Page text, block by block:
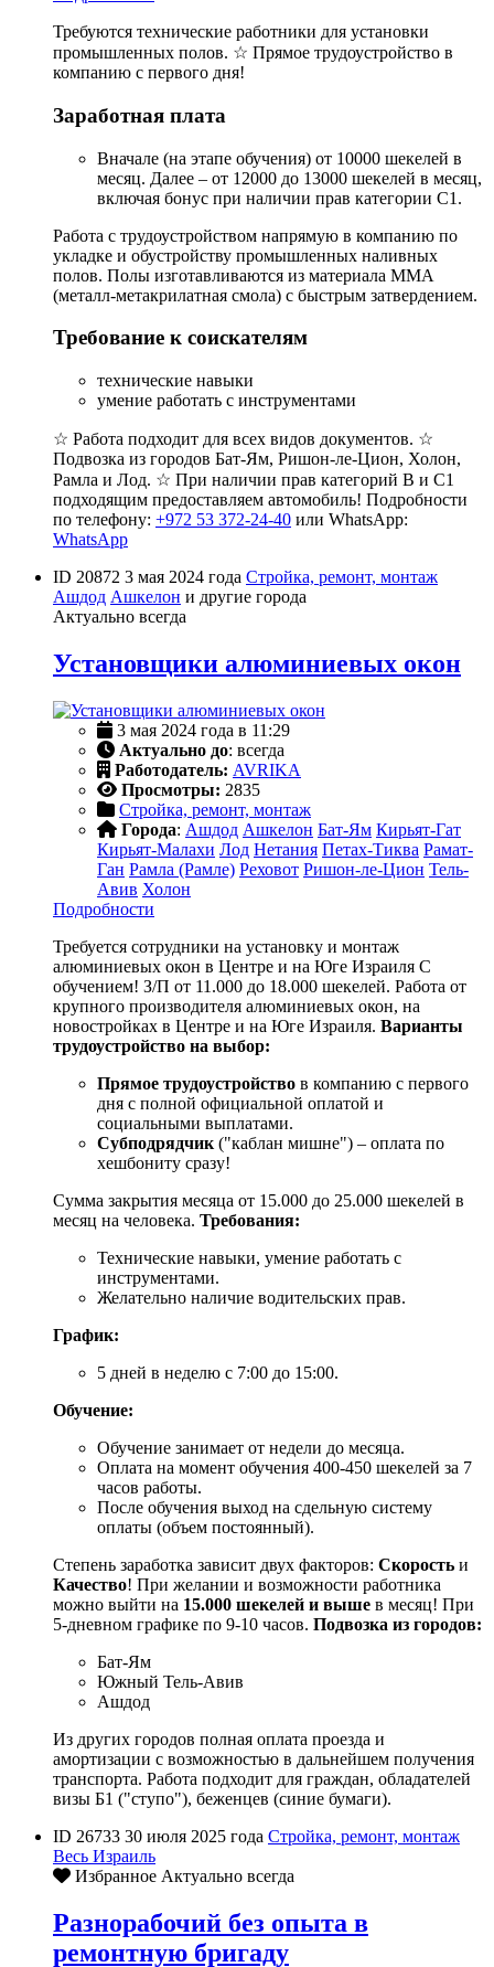
Требуются технические работники для установки
промышленных полов. ☆ Прямое трудоустройство в
компанию с первого дня!
Заработная плата
Вначале (на этапе обучения) от 10000 шекелей в
месяц. Далее – от 12000 до 13000 шекелей в месяц,
включая бонус при наличии прав категории С1.
Работа с трудоустройством напрямую в компанию по
укладке и обустройству промышленных наливных
полов. Полы изготавливаются из материала ММА
(металл-метакрилатная смола) с быстрым затвердением.
Требование к соискателям
технические навыки
умение работать с инструментами
☆ Работа подходит для всех видов документов. ☆
Подвозка из городов Бат-Ям, Ришон-ле-Цион, Холон,
Рамла и Лод. ☆ При наличии прав категорий В и С1
подходящим предоставляем автомобиль! Подробности
по телефону: +972 53 372-24-40 или WhatsApp:
WhatsApp
ID 20872 3 мая 2024 года Стройка, ремонт, монтаж
Ашдод Ашкелон и другие города
Актуально всегда
Установщики алюминиевых окон
3 мая 2024 года в 11:29
Актуально до: всегда
Работодатель: AVRIKA
Просмотры: 2835
Стройка, ремонт, монтаж
Города: Ашдод Ашкелон Бат-Ям Кирьят-Гат
Кирьят-Малахи Лод Нетания Петах-Тиква Рамат-
Ган Рамла (Рамле) Реховот Ришон-ле-Цион Тель-
Авив Холон
Подробности
Требуется сотрудники на установку и монтаж
алюминиевых окон в Центре и на Юге Израиля С
обучением! З/П от 11.000 до 18.000 шекелей. Работа от
крупного производителя алюминиевых окон, на
новостройках в Центре и на Юге Израиля. Варианты
трудоустройство на выбор:
Прямое трудоустройство в компанию с первого
дня с полной официальной оплатой и
социальными выплатами.
Субподрядчик ("каблан мишне") – оплата по
хешбониту сразу!
Сумма закрытия месяца от 15.000 до 25.000 шекелей в
месяц на человека. Требования:
Технические навыки, умение работать с
инструментами.
Желательно наличие водительских прав.
График:
5 дней в неделю с 7:00 до 15:00.
Обучение:
Обучение занимает от недели до месяца.
Оплата на момент обучения 400-450 шекелей за 7
часов работы.
После обучения выход на сдельную систему
оплаты (объем постоянный).
Степень заработка зависит двух факторов: Скорость и
Качество! При желании и возможности работника
можно выйти на 15.000 шекелей и выше в месяц! При
5-дневном графике по 9-10 часов. Подвозка из городов:
Бат-Ям
Южный Тель-Авив
Ашдод
Из других городов полная оплата проезда и
амортизации с возможностью в дальнейшем получения
транспорта. Работа подходит для граждан, обладателей
визы Б1 ("ступо"), беженцев (синие бумаги).
ID 26733 30 июля 2025 года Стройка, ремонт, монтаж
Весь Израиль
Избранное Актуально всегда
Разнорабочий без опыта в
ремонтную бригаду